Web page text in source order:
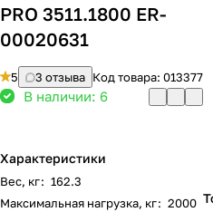
PRO 3511.1800 ER-
00020631
5 3 отзыва Код товара: 013377
В наличии: 6
Характеристики
Вес, кг: 162.3
Максимальная нагрузка, кг: 2000